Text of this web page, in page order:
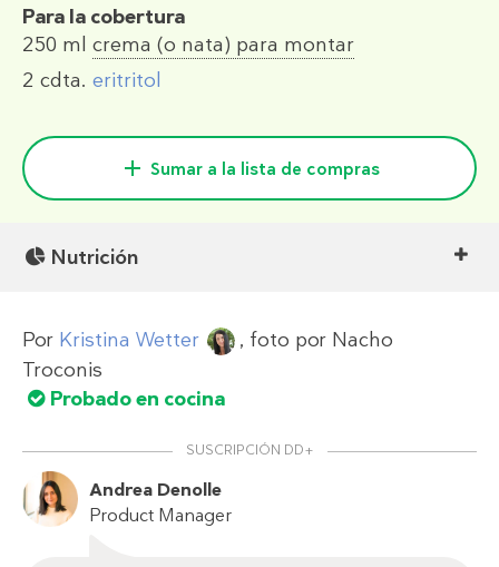
Para la cobertura
250 ml crema (o nata) para montar
2 cdta. eritritol
Sumar a la lista de compras
Nutrición
Por Kristina Wetter , foto por Nacho
Troconis
Probado en cocina
SUSCRIPCIÓN DD+
Andrea Denolle
Product Manager